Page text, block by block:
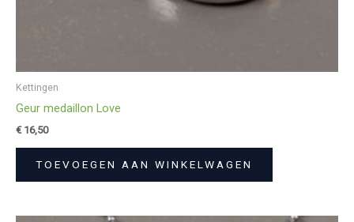
Kettingen
Geur medaillon Love
€16,50
TOEVOEGEN AAN WINKELWAGEN